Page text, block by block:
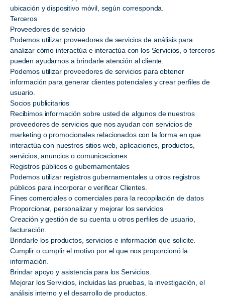
ubicación y dispositivo móvil, según corresponda.
Terceros
Proveedores de servicio
Podemos utilizar proveedores de servicios de análisis para
analizar cómo interactúa e interactúa con los Servicios, o terceros
pueden ayudarnos a brindarle atención al cliente.
Podemos utilizar proveedores de servicios para obtener
información para generar clientes potenciales y crear perfiles de
usuario.
Socios publicitarios
Recibimos información sobre usted de algunos de nuestros
proveedores de servicios que nos ayudan con servicios de
marketing o promocionales relacionados con la forma en que
interactúa con nuestros sitios web, aplicaciones, productos,
servicios, anuncios o comunicaciones.
Registros públicos o gubernamentales
Podemos utilizar registros gubernamentales u otros registros
públicos para incorporar o verificar Clientes.
Fines comerciales o comerciales para la recopilación de datos
Proporcionar, personalizar y mejorar los servicios
Creación y gestión de su cuenta u otros perfiles de usuario,
facturación.
Brindarle los productos, servicios e información que solicite.
Cumplir o cumplir el motivo por el que nos proporcionó la
información.
Brindar apoyo y asistencia para los Servicios.
Mejorar los Servicios, incluidas las pruebas, la investigación, el
análisis interno y el desarrollo de productos.